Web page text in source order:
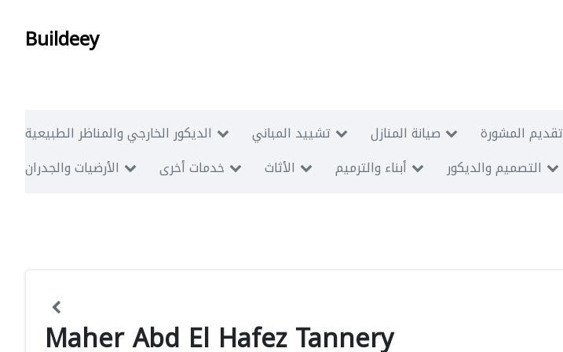
Buildeey
الديكور الخارجي والمناظر الطبيعية تشييد المباني صيانة المنازل تقديم المشورة
الأرضيات والجدران
خدمات أخرى الأثاث أبناء والترميم التصميم والديكور
Maher Abd El Hafez Tannery